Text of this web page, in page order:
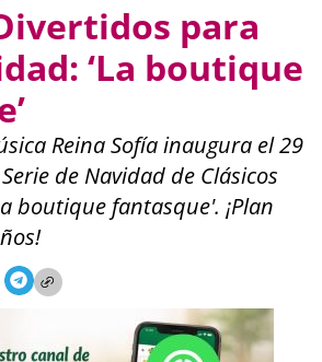
para
‘La boutique
Reina Sofía inaugura el 29
de Navidad de Clásicos
boutique fantasque'. ¡Plan